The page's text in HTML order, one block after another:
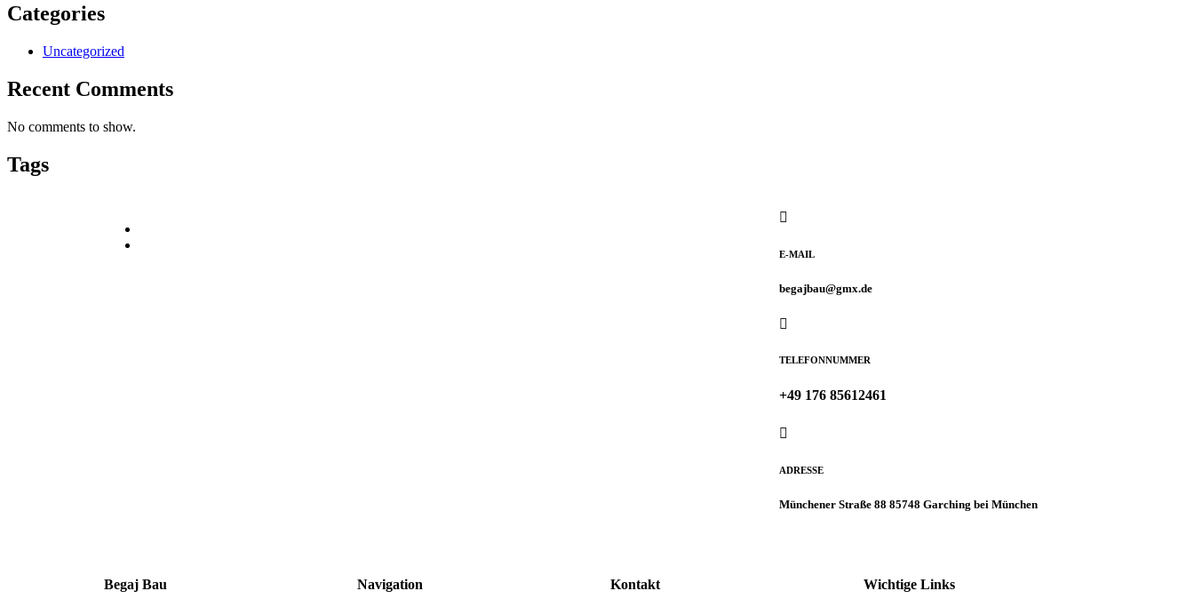
Categories
Uncategorized
Recent Comments
No comments to show.
Tags
E-MAIL
begajbau@gmx.de
TELEFONNUMMER
+49 176 85612461
ADRESSE
Münchener Straße 88 85748 Garching bei München
Begaj Bau Navigation Kontakt Wichtige Links